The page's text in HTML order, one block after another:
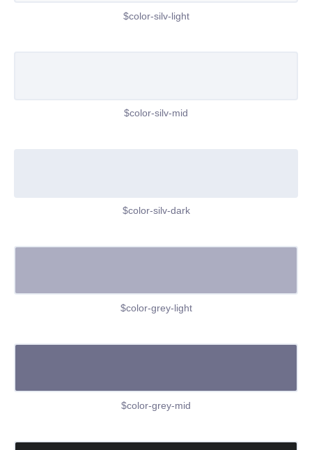
$color-silv-light
$color-silv-mid
$color-silv-dark
$color-grey-light
$color-grey-mid